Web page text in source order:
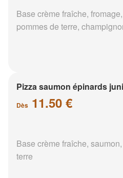
Base crème fraîche,
pommes de terre,
Pizza saumon épinards
Dès 11.50 €
Base crème fraîche,
terre